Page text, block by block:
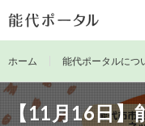
ホーム 能代ポータルにつ
【11月16日】